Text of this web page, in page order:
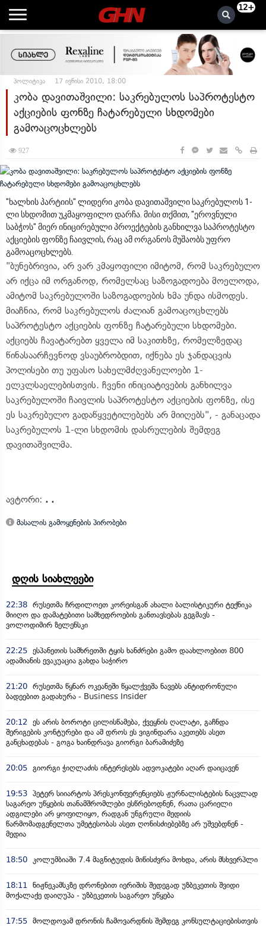
12+
პოლიტიკა 17 ივნისი 2010, 18:00
კობა დავითაშვილი: საკრებულოს საპროტესტო
აქციების ფონზე ჩატარებული სხდომები
გამოაცოცხლებს
927
"ხალხის პარტიის" ლიდერი კობა დავითაშვილი საკრებულოს 1-
ლი სხდომით უკმაყოფილო დარჩა. მისი თქმით, "ეროვნული
საბჭოს" მიერ ინიცირებული პროექტების განხილვა საპროტესტო
აქციების ფონზე ჩაივლის, რაც ამ ორგანოს მუშაობს უფრო
გამოაცოცხლებს.
"ბუნებრივია, არ ვარ კმაყოფილი იმიტომ, რომ საკრებულო
არ იქცა იმ ორგანოდ, რომელსაც საზოგადოება მოელოდა,
ამიტომ საკრებულოში საზოგადოების ხმა უნდა ისმოდეს.
მიაჩნია, რომ საკრებულოს ძალიან გამოაცოცხლებს
საპროტესტო აქციების ფონზე ჩატარებული სხდომები.
აქციებს ჩავატარებთ ყველა იმ საკითხზე, რომელზედაც
წინასაარჩევნოდ ვსაუბრობდით, იქნება ეს ჯანდაცვის
პოლისები თუ უფასო სახელმძღვანელოები 1-
ელკლსაელებისთვის. ჩვენი ინიციატივების განხილვა
საკრებულოში ჩაივლის საპროტესტო აქციების ფონზე, ისე
ეს საკრებულო გადაწყვეტილებებს არ მიიღებს", - განაცადა
საკრებულოს 1-ლი სხდომის დასრულების შემდეგ
დავითაშვილმა.
ავტორი: . .
მასალის გამოყენების პირობები
დღის სიახლეები
22:38 რუსეთმა ჩრდილოეთ კორეისგან ახალი ბალისტიკური ტექნიკა
მიიღო და დამატებითი სამხედროების განთავსებას გეგმავს -
ვოლოდიმირ ზელენსკი
22:25 ესპანეთის სამხრეთში ტყის ხანძრები გამო დაახლოებით 800
ადამიანის ევაკუაცია გახდა საჭირო
21:20 რუსეთმა წყნარ ოკეანეში წყალქვეშა ნავებს ანტიდრონული
ბადეებით გადახურა - Business Insider
20:12 ეს არის ბოროტი ცილისწამება, ქვეყნის ღალატი, გაჩნდა
შერიგების კონტურები და ამ დროს ეს ვიგინდარა აკეთებს ასეთ
განცხადებას - გოგა ხაინდრავა გიორგი ბარამიძეზე
20:05 გიორგი ჭიღლაძის ინტერესებს ადვოკატები აღარ დაიცავენ
19:53 პეტერ სიიარტოს პრესკონფერენციებს ჟურნალისტების ნაცვლად
საგარეო უწყების თანამშრომლები ესწრებოდნენ, რათა ცარიელი
ადგილები არ ყოფილიყო, რადგან უნგრული მედიის
წარმომადგენელთა უმეტესობას ასეთ ღონისძიებებზე არ უშვებდნენ -
მედია
18:50 კოლუმბიაში 7.4 მაგნიტუდის მიწისძვრა მოხდა, არის მსხვერპლი
18:11 ნიჟნეკამსკზე დრონებით იერიშის შედეგად უზბეკეთის შვიდი
მოქალაქე დაიღუპა - უზბეკეთის საგარეო უწყება
17:55 მოლდოვამ დრონის ჩამოვარდნის შემდეგ კონსულტაციებისთვის